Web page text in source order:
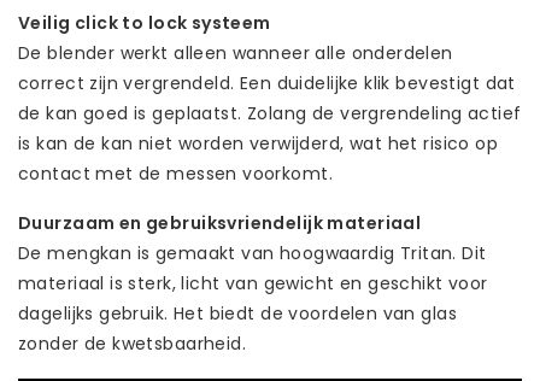
Veilig click to lock systeem
De blender werkt alleen wanneer alle onderdelen
correct zijn vergrendeld. Een duidelijke klik bevestigt dat
de kan goed is geplaatst. Zolang de vergrendeling actief
is kan de kan niet worden verwijderd, wat het risico op
contact met de messen voorkomt.
Duurzaam en gebruiksvriendelijk materiaal
De mengkan is gemaakt van hoogwaardig Tritan. Dit
materiaal is sterk, licht van gewicht en geschikt voor
dagelijks gebruik. Het biedt de voordelen van glas
zonder de kwetsbaarheid.